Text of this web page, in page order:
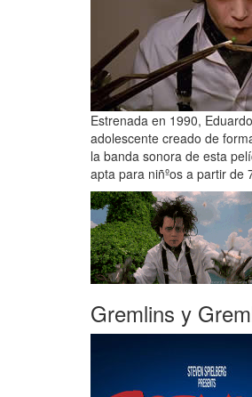
Estrenada en 1990,
adolescente creado de
la banda sonora de esta
apta para niñºos a partir de
Gremlins y